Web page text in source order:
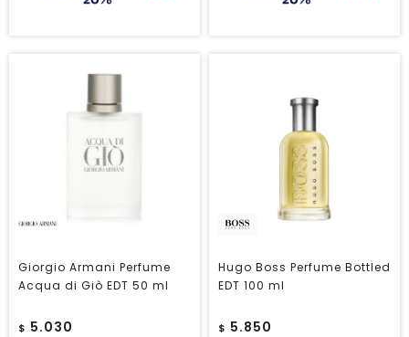
Giorgio Armani Perfume
Acqua di Giò EDT 50 ml
$ 5.030
Hugo Boss Perfume Bottled
EDT 100 ml
$ 5.850